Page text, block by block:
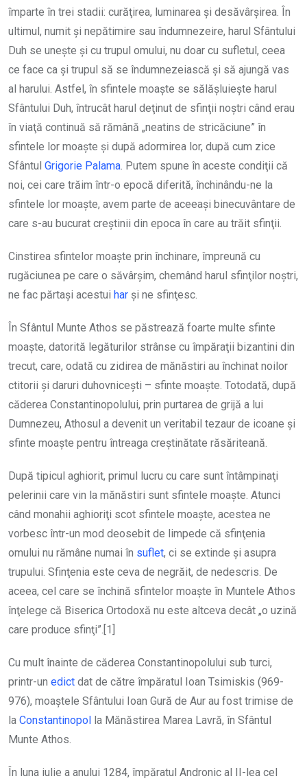
împarte în trei stadii: curăţirea, luminarea şi desăvârşirea. În
ultimul, numit și nepătimire sau îndumnezeire, harul Sfântului
Duh se uneşte şi cu trupul omului, nu doar cu sufletul, ceea
ce face ca şi trupul să se îndumnezeiască şi să ajungă vas
al harului. Astfel, în sfintele moaşte se sălăşluieşte harul
Sfântului Duh, întrucât harul deţinut de sfinţii noştri când erau
în viaţă continuă să rămână „neatins de stricăciune” în
sfintele lor moaşte şi după adormirea lor, după cum zice
Sfântul Grigorie Palama. Putem spune în aceste condiţii că
noi, cei care trăim într-o epocă diferită, închinându-ne la
sfintele lor moaşte, avem parte de aceeaşi binecuvântare de
care s-au bucurat creştinii din epoca în care au trăit sfinţii.
Cinstirea sfintelor moaşte prin închinare, împreună cu
rugăciunea pe care o săvârşim, chemând harul sfinţilor noştri,
ne fac părtaşi acestui har şi ne sfinţesc.
În Sfântul Munte Athos se păstrează foarte multe sfinte
moaşte, datorită legăturilor strânse cu împăraţii bizantini din
trecut, care, odată cu zidirea de mănăstiri au închinat noilor
ctitorii şi daruri duhovniceşti – sfinte moaşte. Totodată, după
căderea Constantinopolului, prin purtarea de grijă a lui
Dumnezeu, Athosul a devenit un veritabil tezaur de icoane şi
sfinte moaşte pentru întreaga creştinătate răsăriteană.
După tipicul aghiorit, primul lucru cu care sunt întâmpinaţi
pelerinii care vin la mănăstiri sunt sfintele moaşte. Atunci
când monahii aghioriţi scot sfintele moaşte, acestea ne
vorbesc într-un mod deosebit de limpede că sfinţenia
omului nu rămâne numai în suflet, ci se extinde şi asupra
trupului. Sfinţenia este ceva de negrăit, de nedescris. De
aceea, cel care se închină sfintelor moaşte în Muntele Athos
înţelege că Biserica Ortodoxă nu este altceva decât „o uzină
care produce sfinţi”.[1]
Cu mult înainte de căderea Constantinopolului sub turci,
printr-un edict dat de către împăratul Ioan Tsimiskis (969-
976), moaştele Sfântului Ioan Gură de Aur au fost trimise de
la Constantinopol la Mănăstirea Marea Lavră, în Sfântul
Munte Athos.
În luna iulie a anului 1284, împăratul Andronic al II-lea cel